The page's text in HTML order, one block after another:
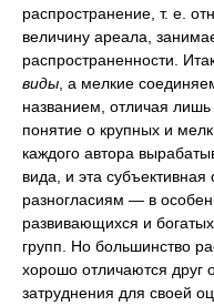
распространение, т. е.
величину ареала,
распространенности.
виды , а мелкие
названием, отличая лишь
понятие о крупных и
каждого автора
вида, и эта
разногласиям — в
развивающихся и
групп. Но большинство
хорошо отличаются друг
затруднения для своей